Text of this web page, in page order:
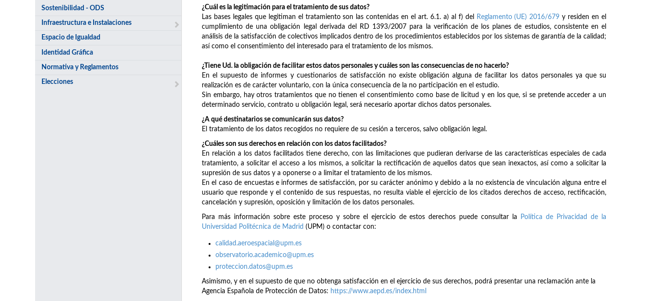
Sostenibilidad - ODS
Infraestructura e Instalaciones
Espacio de Igualdad
Identidad Gráfica
Normativa y Reglamentos
Elecciones
¿Cuál es la legitimación para el tratamiento de sus datos?
Las bases legales que legitiman el tratamiento son las contenidas en el art. 6.1. a) al f) del
Reglamento (UE) 2016/679 y residen en el
cumplimiento de una obligación legal derivada del RD 1393/2007 para la verificación de los planes de estudios, consistente en el
análisis de la satisfacción de colectivos implicados dentro de los procedimientos establecidos por los sistemas de garantía de la calidad;
así como el consentimiento del interesado para el tratamiento de los mismos.
¿Tiene Ud. la obligación de facilitar estos datos personales y cuáles son las consecuencias de no hacerlo?
En el supuesto de informes y cuestionarios de satisfacción no existe obligación alguna de facilitar los datos personales ya que su
realización es de carácter voluntario, con la única consecuencia de la no participación en el estudio.
Sin embargo, hay otros tratamientos que no tienen el consentimiento como base de licitud y en los que, si se pretende acceder a un
determinado servicio, contrato u obligación legal, será necesario aportar dichos datos personales.
¿A qué destinatarios se comunicarán sus datos?
El tratamiento de los datos recogidos no requiere de su cesión a terceros, salvo obligación legal.
¿Cuáles son sus derechos en relación con los datos facilitados?
En relación a los datos facilitados tiene derecho, con las limitaciones que pudieran derivarse de las características especiales de cada
tratamiento, a solicitar el acceso a los mismos, a solicitar la rectificación de aquellos datos que sean inexactos, así como a solicitar la
supresión de sus datos y a oponerse o a limitar el tratamiento de los mismos.
En el caso de encuestas e informes de satisfacción, por su carácter anónimo y debido a la no existencia de vinculación alguna entre el
usuario que responde y el contenido de sus respuestas, no resulta viable el ejercicio de los citados derechos de acceso, rectificación,
cancelación y supresión, oposición y limitación de los datos personales.
Para más información sobre este proceso y sobre el ejercicio de estos derechos puede consultar la
Política de Privacidad de la
Universidad Politécnica de Madrid (UPM) o contactar con:
calidad.aeroespacial@upm.es
observatorio.academico@upm.es
proteccion.datos@upm.es
Asimismo, y en el supuesto de que no obtenga satisfacción en el ejercicio de sus derechos, podrá presentar una reclamación ante la
Agencia Española de Protección de Datos: https://www.aepd.es/index.html